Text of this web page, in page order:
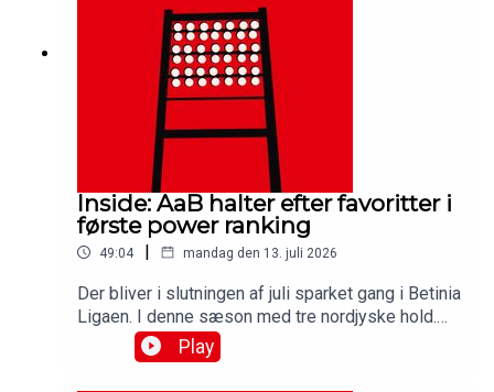
Ripodsten.Medvirkende:Dennis Ramonn Olsen,
akademichef, AaBSimon Ydesen, journalist,
NordjyskeJens Otto Barsøe, journalist, Nordjyske
Inside: AaB halter efter favoritter i
første power ranking
49:04 | mandag den 13. juli 2026
Der bliver i slutningen af juli sparket gang i Betinia
Ligaen. I denne sæson med tre nordjyske hold.
AaB vil spille med i toppen, mens det for Hobro
og Vendsyssel som udgangspunkt handler om
overlevelse. Hvad er mulighederne for, at det
Play